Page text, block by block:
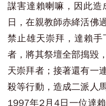
謀害達賴喇嘛，因此
日，在親教師赤絳活佛
禁止雄天崇拜，達賴
者，將其祭壇全部搗毀
天崇拜者；接著還有一
殺等行動，造成二派人
1997年2月4日一位達